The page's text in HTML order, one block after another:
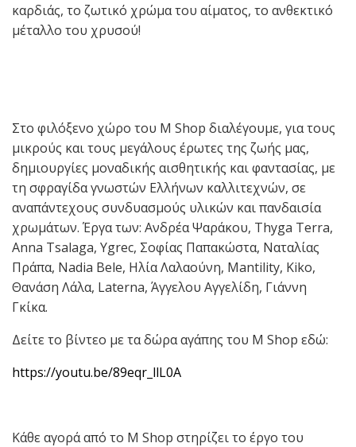
καρδιάς, το ζωτικό χρώμα του αίματος, το ανθεκτικό
μέταλλο του χρυσού!
Στο φιλόξενο χώρο του M Shop διαλέγουμε, για τους
μικρούς και τους μεγάλους έρωτες της ζωής μας,
δημιουργίες μοναδικής αισθητικής και φαντασίας, με
τη σφραγίδα γνωστών Ελλήνων καλλιτεχνών, σε
αναπάντεχους συνδυασμούς υλικών και πανδαισία
χρωμάτων. Έργα των: Ανδρέα Ψαράκου, Τhyga Terra,
Anna Tsalaga, Ygrec, Σοφίας Παπακώστα, Ναταλίας
Πράπα, Nadia Bele, Ηλία Λαλαούνη, Mantility, Kiko,
Θανάση Λάλα, Laterna, Άγγελου Αγγελίδη, Γιάννη
Γκίκα.
Δείτε το βίντεο με τα δώρα αγάπης του M Shop εδώ:
https://youtu.be/89eqr_llL0A
Κάθε αγορά από το M Shop στηρίζει το έργο του